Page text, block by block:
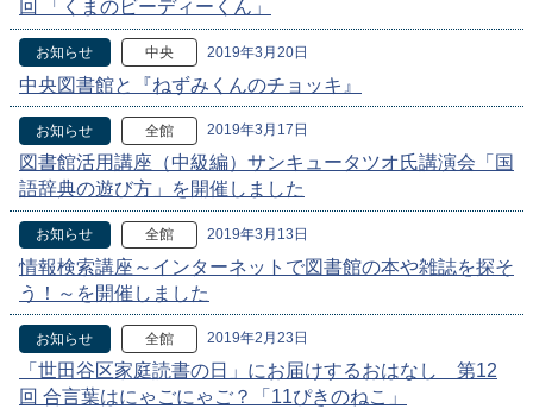
回 「くまのビーディーくん」
お知らせ 中央 2019年3月20日
中央図書館と『ねずみくんのチョッキ』
お知らせ 全館 2019年3月17日
図書館活用講座（中級編）サンキュータツオ氏講演会「国
語辞典の遊び方」を開催しました
お知らせ 全館 2019年3月13日
情報検索講座～インターネットで図書館の本や雑誌を探そ
う！～を開催しました
お知らせ 全館 2019年2月23日
「世田谷区家庭読書の日」にお届けするおはなし 第12
回 合言葉はにゃごにゃご？「11ぴきのねこ」